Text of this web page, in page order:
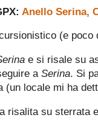
Anello Serina,
(e
e si risale su
a Serina. Si
(un locale mi ha
risalita su sterrata